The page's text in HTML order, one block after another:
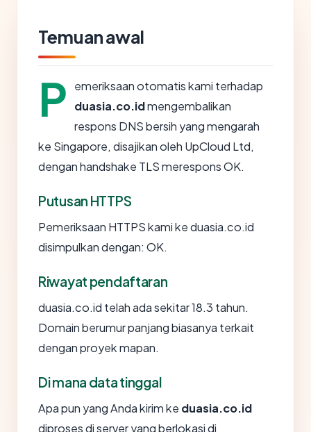
Temuan awal
P
emeriksaan otomatis kami terhadap
duasia.co.idmengembalikan
respons DNS bersih yang mengarah
ke Singapore, disajikan oleh UpCloud Ltd,
dengan handshake TLS merespons OK.
Putusan HTTPS
Pemeriksaan HTTPS kami ke duasia.co.id
disimpulkan dengan: OK.
Riwayat pendaftaran
duasia.co.id telah ada sekitar 18.3 tahun.
Domain berumur panjang biasanya terkait
dengan proyek mapan.
Di mana data tinggal
Apa pun yang Anda kirim ke duasia.co.id
diproses di server yang berlokasi di